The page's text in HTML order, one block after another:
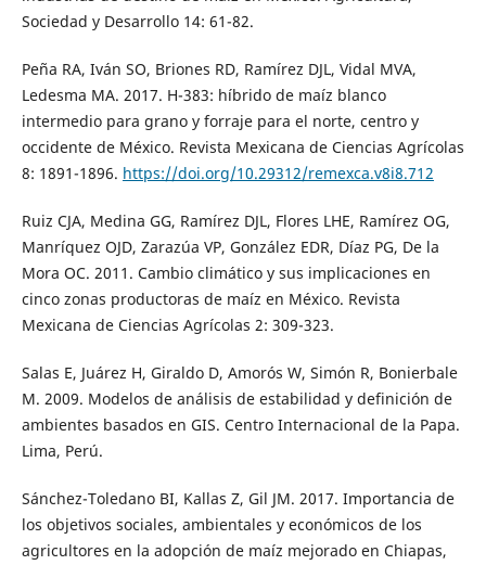
Sociedad y Desarrollo 14: 61-82.
Peña RA, Iván SO, Briones RD, Ramírez DJL, Vidal MVA,
Ledesma MA. 2017. H-383: híbrido de maíz blanco
intermedio para grano y forraje para el norte, centro y
occidente de México. Revista Mexicana de Ciencias Agrícolas
8: 1891-1896. https://doi.org/10.29312/remexca.v8i8.712
Ruiz CJA, Medina GG, Ramírez DJL, Flores LHE, Ramírez OG,
Manríquez OJD, Zarazúa VP, González EDR, Díaz PG, De la
Mora OC. 2011. Cambio climático y sus implicaciones en
cinco zonas productoras de maíz en México. Revista
Mexicana de Ciencias Agrícolas 2: 309-323.
Salas E, Juárez H, Giraldo D, Amorós W, Simón R, Bonierbale
M. 2009. Modelos de análisis de estabilidad y definición de
ambientes basados en GIS. Centro Internacional de la Papa.
Lima, Perú.
Sánchez-Toledano BI, Kallas Z, Gil JM. 2017. Importancia de
los objetivos sociales, ambientales y económicos de los
agricultores en la adopción de maíz mejorado en Chiapas,